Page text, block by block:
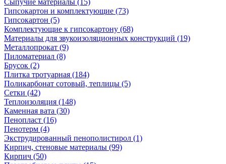
Сыпучие материалы (15)
Гипсокартон и комплектующие (73)
Гипсокартон (5)
Комплектующие к гипсокартону (68)
Материалы для звукоизоляционных конструкций (19)
Металлопрокат (9)
Пиломатериал (8)
Брусок (2)
Плитка тротуарная (184)
Поликарбонат сотовый, теплицы (5)
Сетки (42)
Теплоизоляция (148)
Каменная вата (30)
Пенопласт (16)
Пенотерм (4)
Экструдированный пенополистирол (1)
Кирпич, стеновые материалы (99)
Кирпич (50)